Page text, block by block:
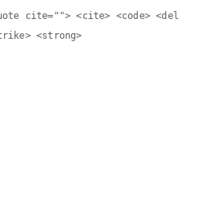
cite=""> <cite> <code> <del
<strong>